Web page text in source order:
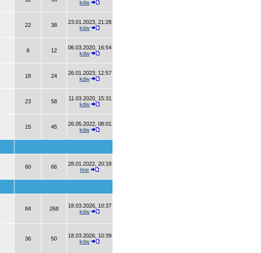
kdw
22 38
23.01.2023, 21:28
kdw
6 12
06.03.2020, 16:54
kdw
18 24
26.01.2023, 12:57
kdw
23 58
11.03.2020, 15:31
kdw
15 45
26.05.2022, 08:01
kdw
60 66
28.01.2022, 20:18
hne
84 268
18.03.2026, 10:37
kdw
36 50
18.03.2026, 10:39
kdw